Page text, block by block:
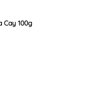
Cay 100g